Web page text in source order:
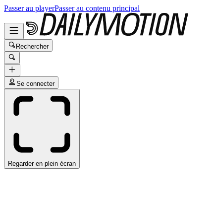
Passer au playerPasser au contenu principal
Rechercher
Se connecter
Regarder en plein écran